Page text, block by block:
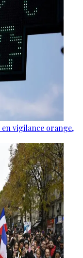
en vigilance orange,